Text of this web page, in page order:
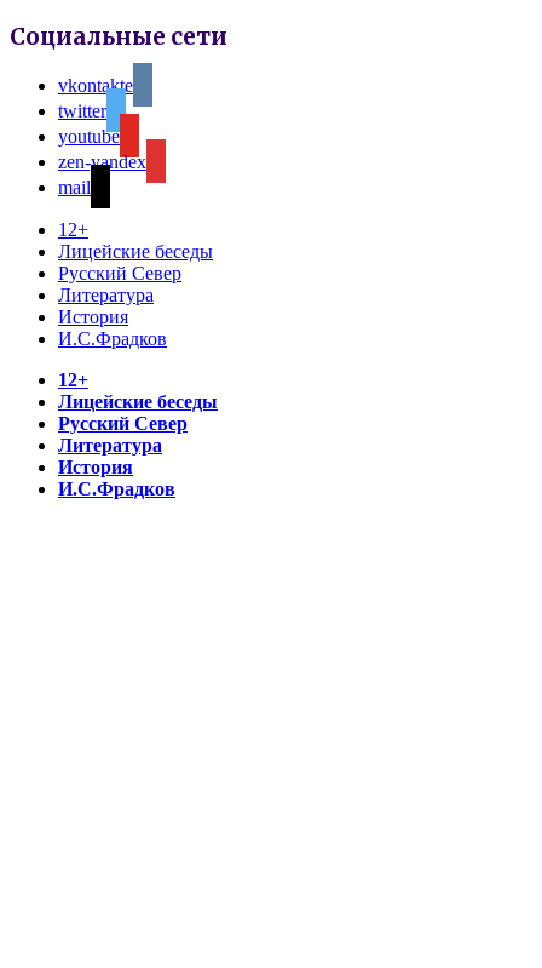
Социальные сети
vkontakte
twitter
youtube
zen-yandex
mail
12+
Лицейские беседы
Русский Север
Литература
История
И.С.Фрадков
12+
Лицейские беседы
Русский Север
Литература
История
И.С.Фрадков